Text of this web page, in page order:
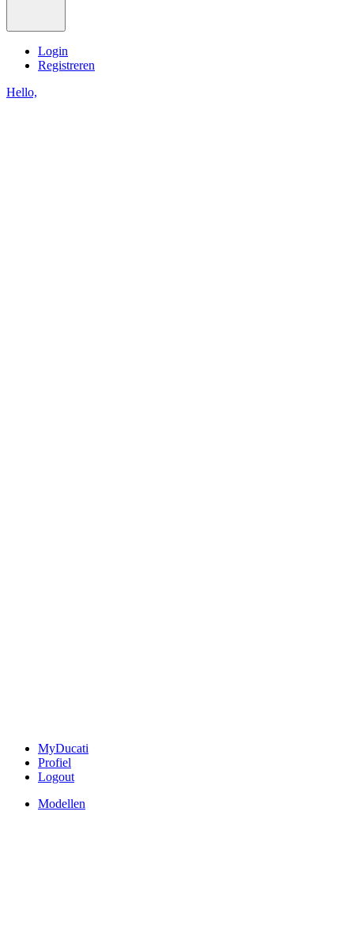
Login
Registreren
Hello,
MyDucati
Profiel
Logout
Modellen